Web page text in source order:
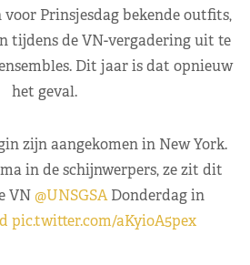
Prinsjesdag bekende outfits,
tijdens de VN-vergadering uit te
Dit jaar is dat opnieuw
het geval.
zijn aangekomen in New York.
in de schijnwerpers, ze zit dit
VN @UNSGSADonderdag in
pic.twitter.com/aKyioA5pex